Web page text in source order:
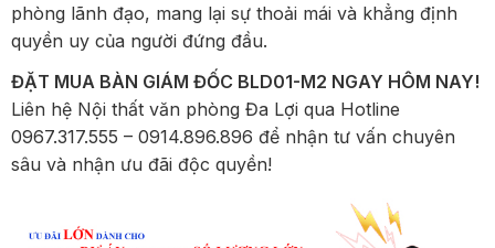
phòng lãnh đạo, mang lại sự thoải mái và khẳng định
quyền uy của người đứng đầu.
ĐẶT MUA BÀN GIÁM ĐỐC BLD01-M2 NGAY HÔM NAY!
Liên hệ Nội thất văn phòng Đa Lợi qua Hotline
0967.317.555 – 0914.896.896 để nhận tư vấn chuyên
sâu và nhận ưu đãi độc quyền!